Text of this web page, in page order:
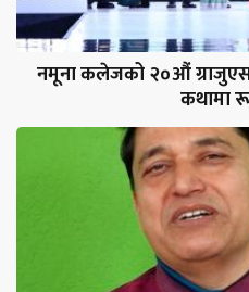
नमूना कलेजको २०औं
कथामा